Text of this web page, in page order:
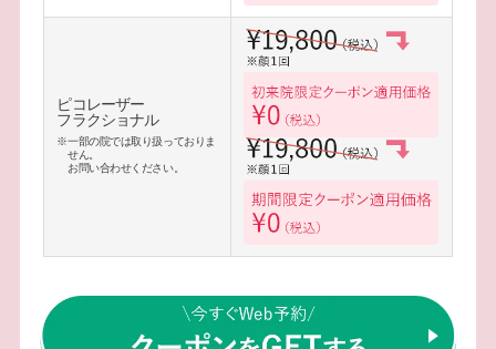
ピコレーザー
フラクショナル
※一部の院では取り扱っておりま
せん。
お問い合わせください。